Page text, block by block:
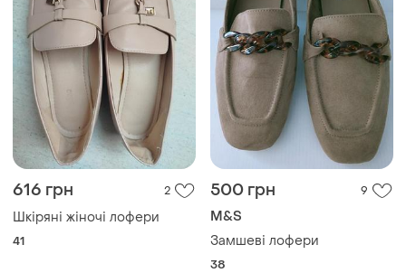
616 грн 2
Шкіряні жіночі лофери
41
500 грн 9
M&S
Замшеві лофери
38